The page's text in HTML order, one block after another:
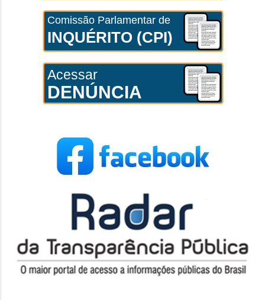
Comissão Parlamentar de
INQUÉRITO (CPI)
Acessar
DENÚNCIA